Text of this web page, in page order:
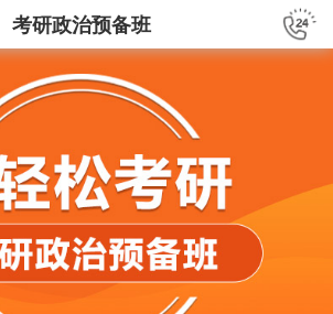
考研政治预备班